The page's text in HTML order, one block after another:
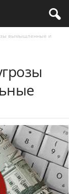
вымышленные и